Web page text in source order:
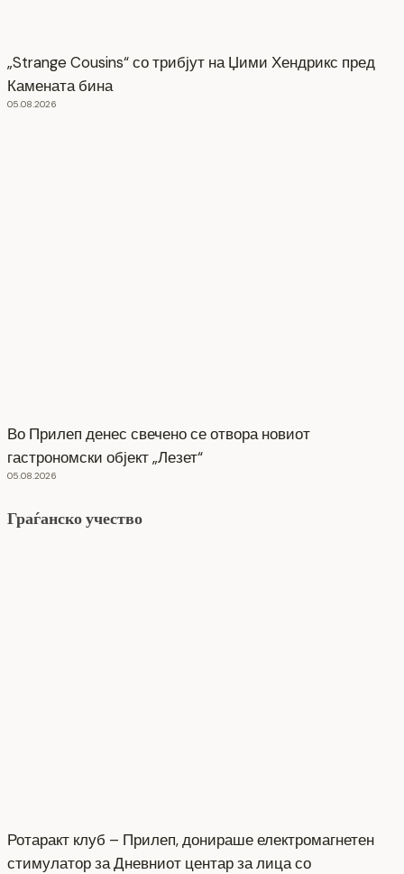
„Strange Cousins“ со трибјут на Џими Хендрикс пред
Камената бина
05.08.2026
Во Прилеп денес свечено се отвора новиот
гастрономски објект „Лезет“
05.08.2026
Граѓанско учество
Ротаракт клуб – Прилеп, донираше електромагнетен
стимулатор за Дневниот центар за лица со